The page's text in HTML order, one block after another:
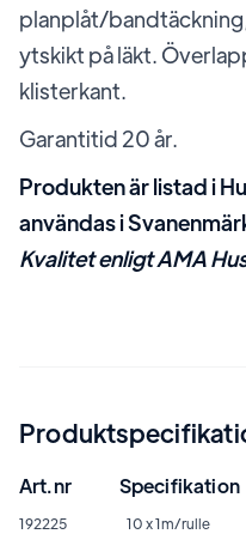
planplåt/
ytskikt på läkt.
klisterkant.
Garantitid 20 år.
Produkten är listad i
användas i
Kvalitet enligt AMA
Art.nr Specifikation
192225 10 x 1m/rulle